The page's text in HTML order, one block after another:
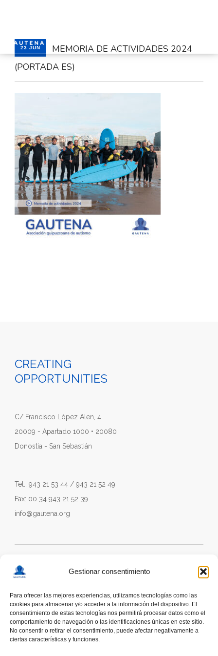
Gestionar consentimiento
Para ofrecer las mejores experiencias, utilizamos tecnologías como las
cookies para almacenar y/o acceder a la información del dispositivo. El
consentimiento de estas tecnologías nos permitirá procesar datos como el
comportamiento de navegación o las identificaciones únicas en este sitio.
No consentir o retirar el consentimiento, puede afectar negativamente a
ciertas características y funciones.
HOME
ENGLISH
23 JUN
MEMORIA DE ACTIVIDADES 2024
(PORTADA ES)
CREATING
OPPORTUNITIES
C/ Francisco López Alen, 4
20009 - Apartado 1000 • 20080
Donostia - San Sebastián
Tel.: 943 21 53 44 / 943 21 52 49
Fax: 00 34 943 21 52 39
info@gautena.org
deskonektapp